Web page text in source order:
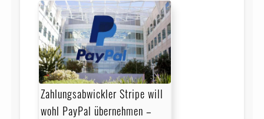
Zahlungsabwickler Stripe will
wohl PayPal übernehmen –